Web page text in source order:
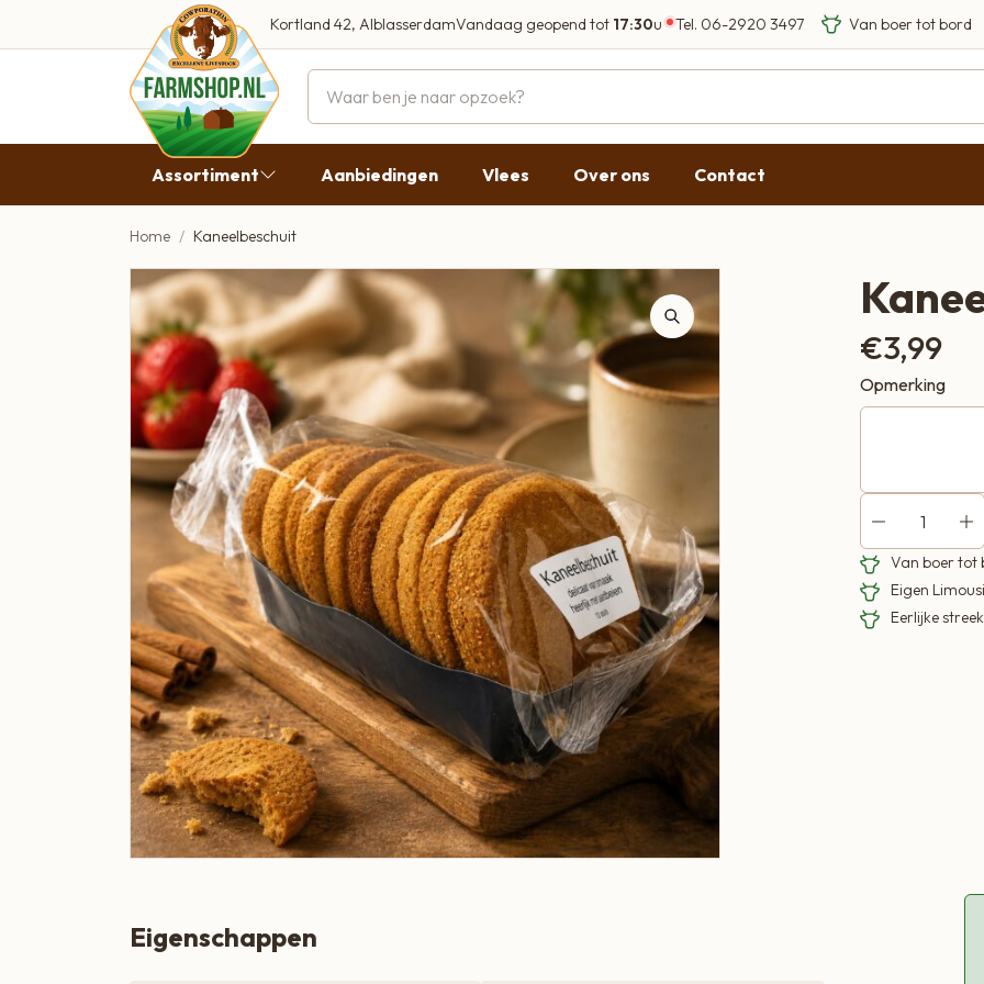
Kortland 42, AlblasserdamVandaag geopend tot 17:30u
Woensdag 09:00 - 17:30
Vrijdag 09:00 - 18:00
Zaterdag 09:00 - 17:30
Zondag Gesloten
Tel. 06-2920 3497
Eigen Limousin
Eerlijke
Assortiment
Vlees
Broodbeleg & Worst
Boeren Zuivel
Boeren Roomijs
Desembrood
Boeren Kaas
BBQ
Cadeau
Dranken
Groente & Fruit
Koken, Bakken & Maaltijden
Lifestyle
Snacks & Borrel
Aanbiedingen Vlees Over ons Contact
Home Kaneelbeschuit
€3,99
Opmerking
Van boer tot
Eigen
Eerlijke
Eigenschappen